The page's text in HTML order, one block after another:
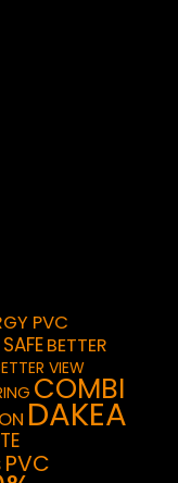
PVC
BETTER
VIEW
COMBI
DAKEA
PVC